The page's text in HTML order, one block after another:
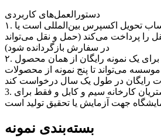
دستورالعمل‌های کاربردی
۱. مشتری دارای حساب تحویل اکسپرس بین‌المللی است یا
را پرداخت می‌کند (حمل و نقل می‌تواند
در سفارش بازگردانده شود)
۲. هر موسسه فقط می‌تواند برای یک نمونه رایگان از همان محصول
می‌تواند تا پنج نمونه از محصولات
3. این نمونه فقط برای مشتریان کارخانه سیم و کابل و فقط برای
جهت آزمایش یا تحقیق تولید است
بسته‌بندی نمونه